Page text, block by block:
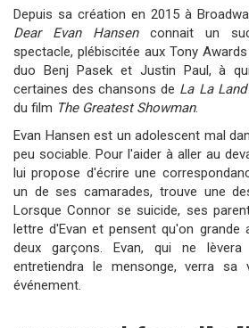
Depuis sa création en 2015 à
Dear Evan Hansenconnait un
spectacle, plébiscitée aux Tony
duo Benj Pasek et Justin Paul, à
certaines des chansons de La La Land
du film The Greatest Showman.
Evan Hansen est un adolescent mal
peu sociable. Pour l'aider à aller au
lui propose d'écrire une
un de ses camarades, trouve une
Lorsque Connor se suicide, ses
lettre d'Evan et pensent qu'on grande
deux garçons. Evan, qui ne
entretiendra le mensonge, verra sa
événement.